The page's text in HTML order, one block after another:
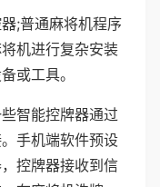
;普通麻将机程序
机进行复杂安装
或工具。
智能控牌器通过
手机端软件预设
控牌器接收到信